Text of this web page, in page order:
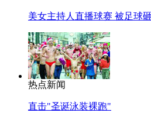
美女主持人直播球赛 被足球
热点新闻
直击"圣诞泳装裸跑"